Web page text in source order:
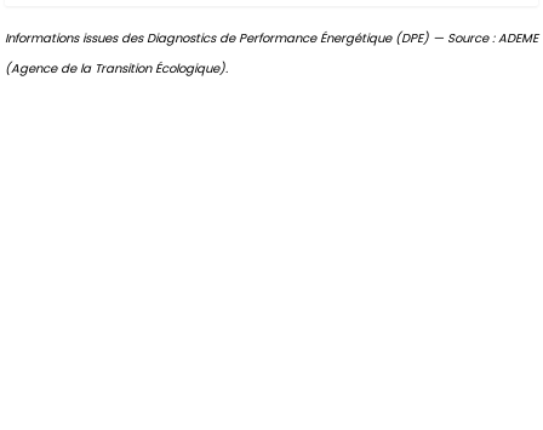
Informations issues des Diagnostics de Performance Énergétique (DPE) — Source : ADEME
(Agence de la Transition Écologique).